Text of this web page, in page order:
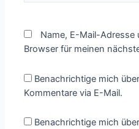
Name, E-Mail-Adresse
Browser für meinen
Benachrichtige mich
Kommentare via E-Mail.
Benachrichtige mich